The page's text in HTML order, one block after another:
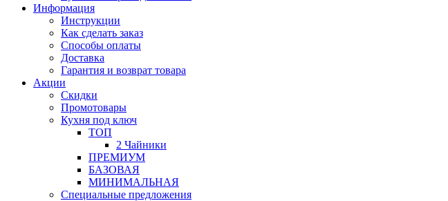
Информация
Инструкции
Как сделать заказ
Способы оплаты
Доставка
Гарантия и возврат товара
Акции
Скидки
Промотовары
Кухня под ключ
ТОП
2 Чайники
ПРЕМИУМ
БАЗОВАЯ
МИНИМАЛЬНАЯ
Специальные предложения